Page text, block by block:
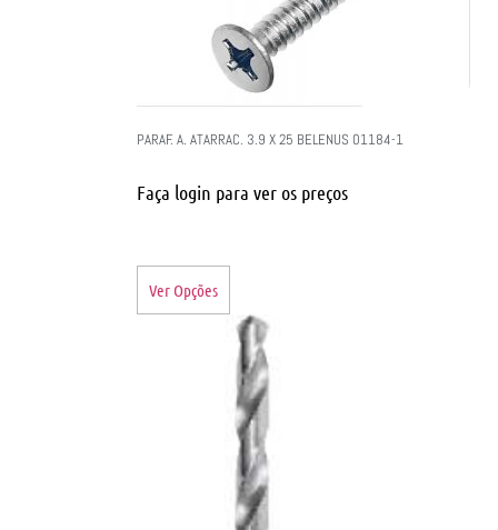
PARAF. A. ATARRAC. 3.9 X 25 BELENUS 01184-1
Faça login para ver os preços
Ver Opções